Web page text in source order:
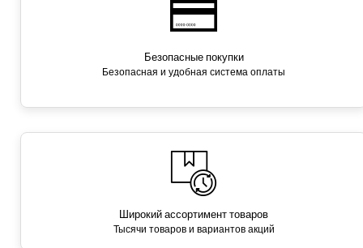
Безопасные покупки
Безопасная и удобная система оплаты
Широкий ассортимент товаров
Тысячи товаров и вариантов акций